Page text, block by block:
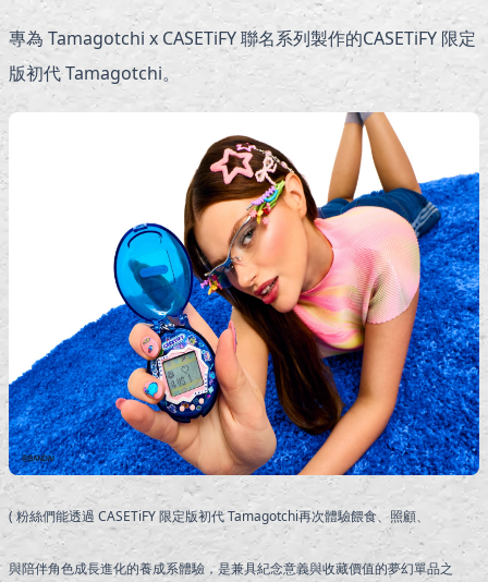
專為 Tamagotchi x CASETiFY 聯名系列製作的CASETiFY 限定
版初代 Tamagotchi。
( 粉絲們能透過 CASETiFY 限定版初代 Tamagotchi再次體驗餵食、照顧、
與陪伴角色成長進化的養成系體驗，是兼具紀念意義與收藏價值的夢幻單品之